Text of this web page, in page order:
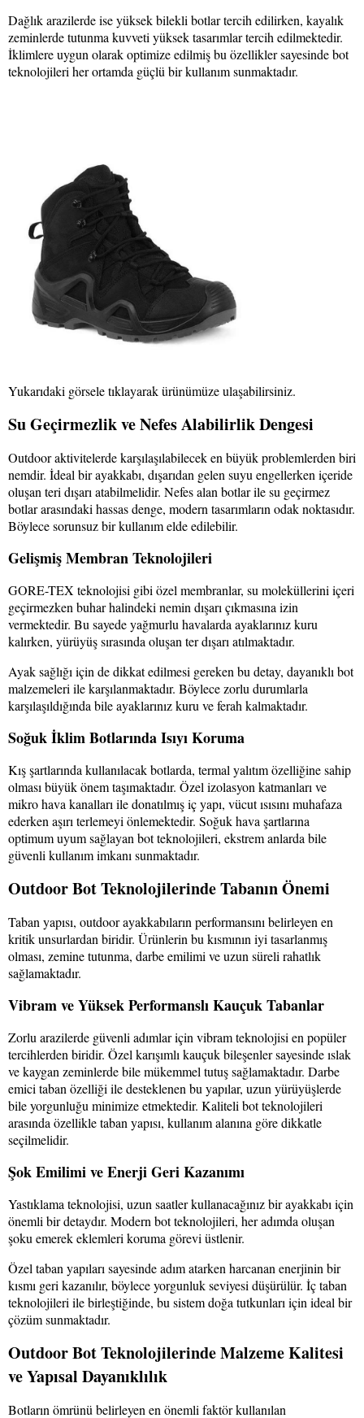
Dağlık arazilerde ise yüksek bilekli botlar tercih edilirken, kayalık
zeminlerde tutunma kuvveti yüksek tasarımlar tercih edilmektedir.
İklimlere uygun olarak optimize edilmiş bu özellikler sayesinde bot
teknolojileri her ortamda güçlü bir kullanım sunmaktadır.
Yukarıdaki görsele tıklayarak ürünümüze ulaşabilirsiniz.
Su Geçirmezlik ve Nefes Alabilirlik Dengesi
Outdoor aktivitelerde karşılaşılabilecek en büyük problemlerden biri
nemdir. İdeal bir ayakkabı, dışarıdan gelen suyu engellerken içeride
oluşan teri dışarı atabilmelidir. Nefes alan botlar ile su geçirmez
botlar arasındaki hassas denge, modern tasarımların odak noktasıdır.
Böylece sorunsuz bir kullanım elde edilebilir.
Gelişmiş Membran Teknolojileri
GORE-TEX teknolojisi gibi özel membranlar, su moleküllerini içeri
geçirmezken buhar halindeki nemin dışarı çıkmasına izin
vermektedir. Bu sayede yağmurlu havalarda ayaklarınız kuru
kalırken, yürüyüş sırasında oluşan ter dışarı atılmaktadır.
Ayak sağlığı için de dikkat edilmesi gereken bu detay, dayanıklı bot
malzemeleri ile karşılanmaktadır. Böylece zorlu durumlarla
karşılaşıldığında bile ayaklarınız kuru ve ferah kalmaktadır.
Soğuk İklim Botlarında Isıyı Koruma
Kış şartlarında kullanılacak botlarda, termal yalıtım özelliğine sahip
olması büyük önem taşımaktadır. Özel izolasyon katmanları ve
mikro hava kanalları ile donatılmış iç yapı, vücut ısısını muhafaza
ederken aşırı terlemeyi önlemektedir. Soğuk hava şartlarına
optimum uyum sağlayan bot teknolojileri, ekstrem anlarda bile
güvenli kullanım imkanı sunmaktadır.
Outdoor Bot Teknolojilerinde Tabanın Önemi
Taban yapısı, outdoor ayakkabıların performansını belirleyen en
kritik unsurlardan biridir. Ürünlerin bu kısmının iyi tasarlanmış
olması, zemine tutunma, darbe emilimi ve uzun süreli rahatlık
sağlamaktadır.
Vibram ve Yüksek Performanslı Kauçuk Tabanlar
Zorlu arazilerde güvenli adımlar için vibram teknolojisi en popüler
tercihlerden biridir. Özel karışımlı kauçuk bileşenler sayesinde ıslak
ve kaygan zeminlerde bile mükemmel tutuş sağlamaktadır. Darbe
emici taban özelliği ile desteklenen bu yapılar, uzun yürüyüşlerde
bile yorgunluğu minimize etmektedir. Kaliteli bot teknolojileri
arasında özellikle taban yapısı, kullanım alanına göre dikkatle
seçilmelidir.
Şok Emilimi ve Enerji Geri Kazanımı
Yastıklama teknolojisi, uzun saatler kullanacağınız bir ayakkabı için
önemli bir detaydır. Modern bot teknolojileri, her adımda oluşan
şoku emerek eklemleri koruma görevi üstlenir.
Özel taban yapıları sayesinde adım atarken harcanan enerjinin bir
kısmı geri kazanılır, böylece yorgunluk seviyesi düşürülür. İç taban
teknolojileri ile birleştiğinde, bu sistem doğa tutkunları için ideal bir
çözüm sunmaktadır.
Outdoor Bot Teknolojilerinde Malzeme Kalitesi
ve Yapısal Dayanıklılık
Botların ömrünü belirleyen en önemli faktör kullanılan